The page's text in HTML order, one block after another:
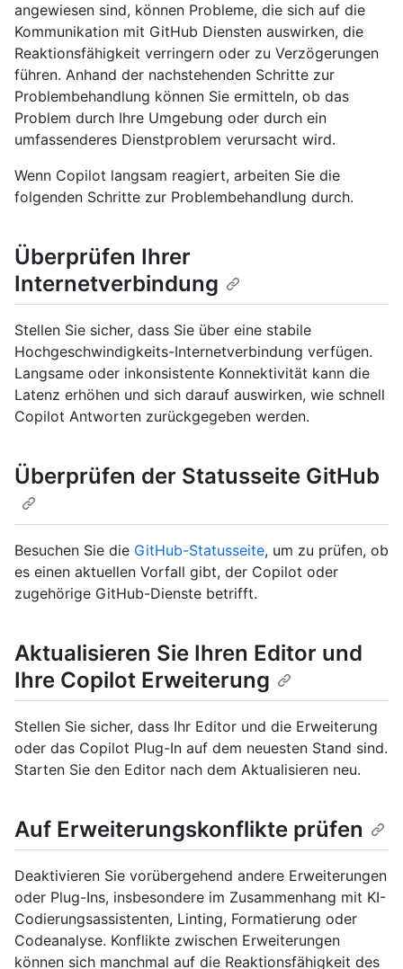
angewiesen sind, können Probleme, die sich auf die
Kommunikation mit GitHub Diensten auswirken, die
Reaktionsfähigkeit verringern oder zu Verzögerungen
führen. Anhand der nachstehenden Schritte zur
Problembehandlung können Sie ermitteln, ob das
Problem durch Ihre Umgebung oder durch ein
umfassenderes Dienstproblem verursacht wird.
Wenn Copilot langsam reagiert, arbeiten Sie die
folgenden Schritte zur Problembehandlung durch.
Überprüfen Ihrer
Internetverbindung
Stellen Sie sicher, dass Sie über eine stabile
Hochgeschwindigkeits-Internetverbindung verfügen.
Langsame oder inkonsistente Konnektivität kann die
Latenz erhöhen und sich darauf auswirken, wie schnell
Copilot Antworten zurückgegeben werden.
Überprüfen der Statusseite GitHub
Besuchen Sie die GitHub-Statusseite, um zu prüfen, ob
es einen aktuellen Vorfall gibt, der Copilot oder
zugehörige GitHub-Dienste betrifft.
Aktualisieren Sie Ihren Editor und
Ihre Copilot Erweiterung
Stellen Sie sicher, dass Ihr Editor und die Erweiterung
oder das Copilot Plug-In auf dem neuesten Stand sind.
Starten Sie den Editor nach dem Aktualisieren neu.
Auf Erweiterungskonflikte prüfen
Deaktivieren Sie vorübergehend andere Erweiterungen
oder Plug-Ins, insbesondere im Zusammenhang mit KI-
Codierungsassistenten, Linting, Formatierung oder
Codeanalyse. Konflikte zwischen Erweiterungen
können sich manchmal auf die Reaktionsfähigkeit des